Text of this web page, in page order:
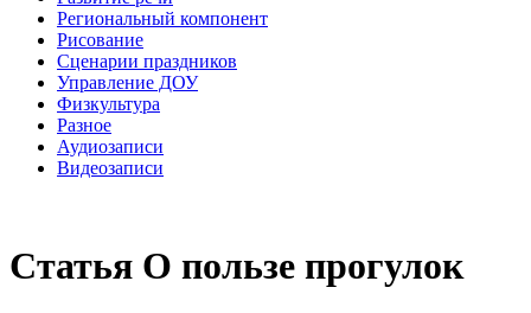
Региональный компонент
Рисование
Сценарии праздников
Управление ДОУ
Физкультура
Разное
Аудиозаписи
Видеозаписи
Статья О пользе прогулок